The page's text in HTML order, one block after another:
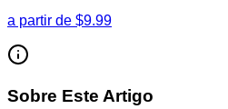
a partir de $9.99
Sobre Este Artigo